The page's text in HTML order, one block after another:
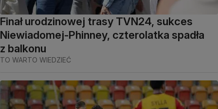
Finał urodzinowej trasy TVN24, sukces
Niewiadomej-Phinney, czterolatka spadła
z balkonu
TO WARTO WIEDZIEĆ